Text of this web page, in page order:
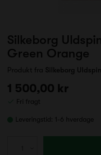
Silkeborg
Green Orange
Produkt fra Silkeborg
1 500,00 kr
Fri fragt
Leveringstid: 1-6 hverdage